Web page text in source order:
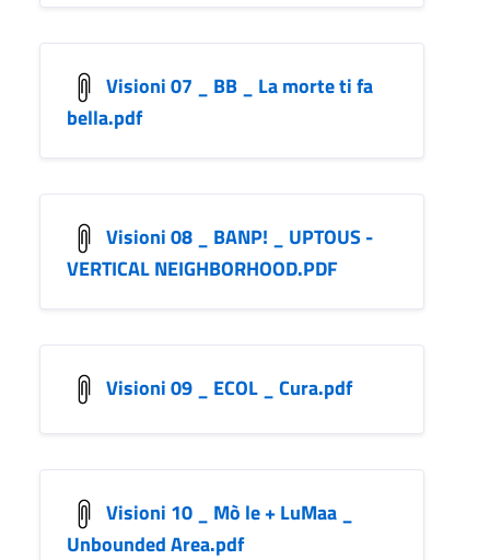
Visioni 07 _ BB _ La morte ti fa
bella.pdf
Visioni 08 _ BANP! _ UPTOUS -
VERTICAL NEIGHBORHOOD.PDF
Visioni 09 _ ECOL _ Cura.pdf
Visioni 10 _ Mò le + LuMaa _
Unbounded Area.pdf